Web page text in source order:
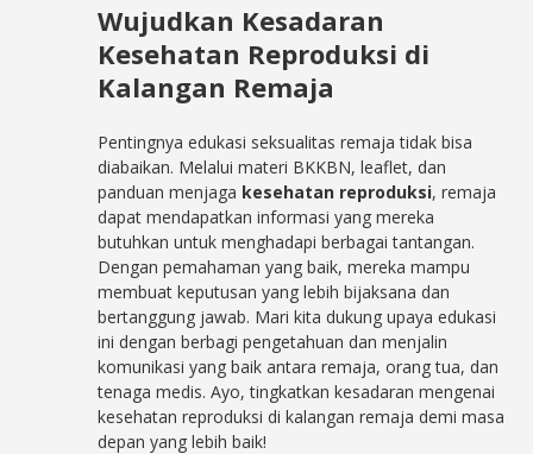
Wujudkan Kesadaran
Kesehatan Reproduksi di
Kalangan Remaja
Pentingnya edukasi seksualitas remaja tidak bisa
diabaikan. Melalui materi BKKBN, leaflet, dan
panduan menjaga kesehatan reproduksi, remaja
dapat mendapatkan informasi yang mereka
butuhkan untuk menghadapi berbagai tantangan.
Dengan pemahaman yang baik, mereka mampu
membuat keputusan yang lebih bijaksana dan
bertanggung jawab. Mari kita dukung upaya edukasi
ini dengan berbagi pengetahuan dan menjalin
komunikasi yang baik antara remaja, orang tua, dan
tenaga medis. Ayo, tingkatkan kesadaran mengenai
kesehatan reproduksi di kalangan remaja demi masa
depan yang lebih baik!